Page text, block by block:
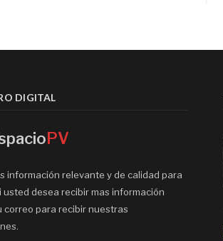
DIGITAL
PV
información relevante y de calidad para
usted desea recibir mas información
correo para recibir nuestras